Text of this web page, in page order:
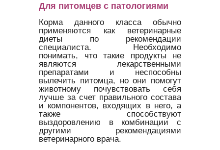
Для питомцев с патологиями
Корма данного класса обычно
применяются как ветеринарные
диеты по рекомендации
специалиста. Необходимо
понимать, что такие продукты не
являются лекарственными
препаратами и неспособны
вылечить питомца, но они помогут
животному почувствовать себя
лучше за счет правильного состава
и компонентов, входящих в него, а
также способствуют
выздоровлению в комбинации с
другими рекомендациями
ветеринарного врача.